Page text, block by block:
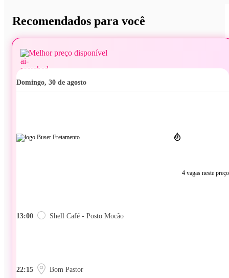
Recomendados para você
Melhor preço disponível
domingo, 30 de agosto
4 vagas neste preço
13:00 Shell Café - Posto Mocão
22:15 Bom Pastor